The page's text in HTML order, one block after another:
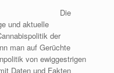
Die
und aktuelle
der
man auf Gerüchte
von ewiggestrigen
Daten und Fakten